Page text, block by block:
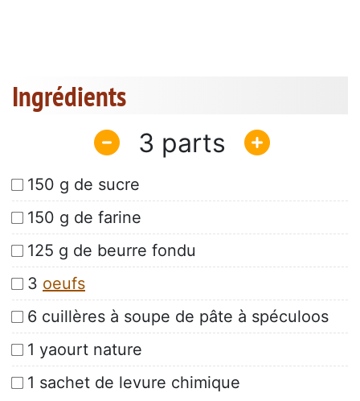
Ingrédients
3
150 g de sucre
150 g de farine
125 g de beurre fondu
3 oeufs
6 cuillères à soupe de pâte à spéculoos
1 yaourt nature
1 sachet de levure chimique